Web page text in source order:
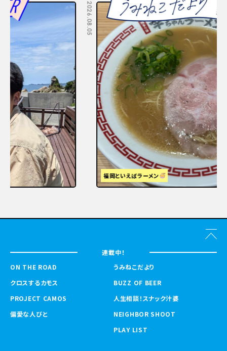
2026.08.05
福岡といえばラーメン
2026.07.29
連載中！
ON THE ROAD
クロスするカモス
PROJECT CAMOS
偏愛な人びと
うみねこだより
BUZZ OF BEER
人生相談！スナック汁婆
NEIGHBOR SHOOT
PLAY LIST